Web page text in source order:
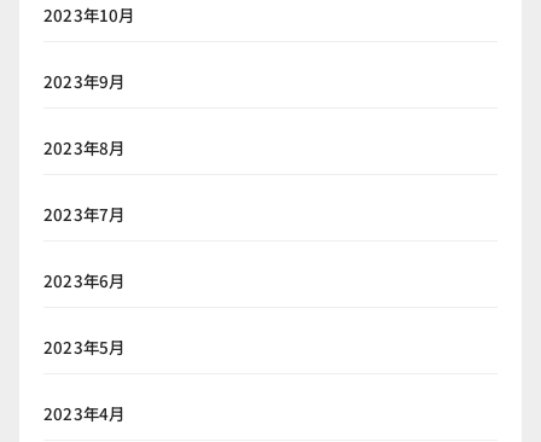
2023年10月
2023年9月
2023年8月
2023年7月
2023年6月
2023年5月
2023年4月